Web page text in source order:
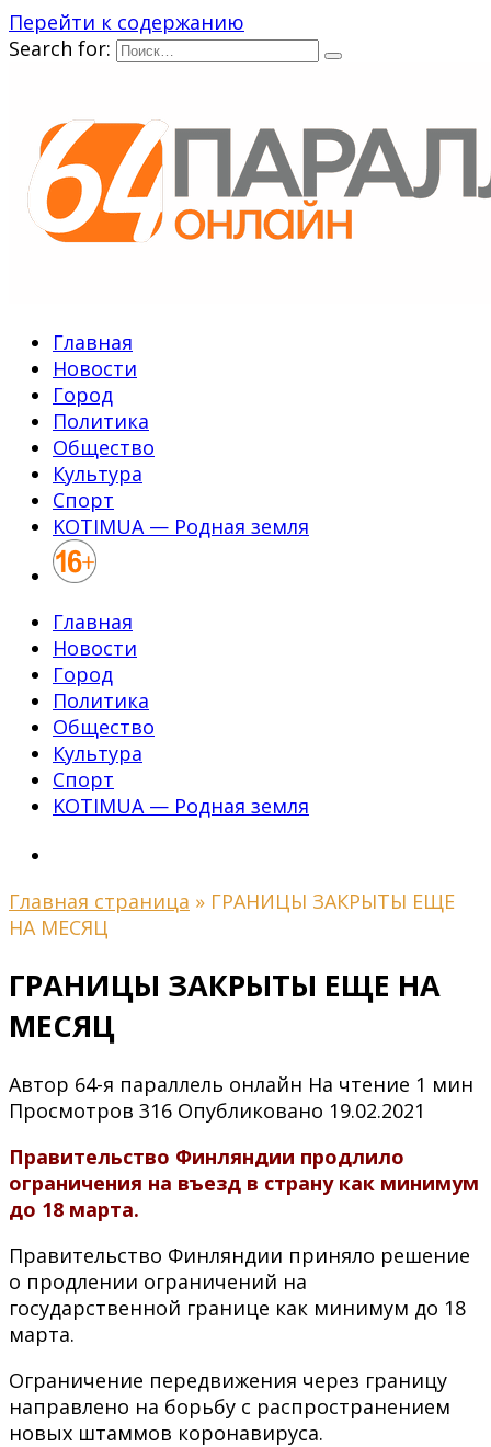
Перейти к содержанию
Search for:
Главная
Новости
Город
Политика
Общество
Культура
Спорт
KOTIMUA — Родная земля
Главная
Новости
Город
Политика
Общество
Культура
Спорт
KOTIMUA — Родная земля
Главная страница » ГРАНИЦЫ ЗАКРЫТЫ ЕЩЕ
НА МЕСЯЦ
ГРАНИЦЫ ЗАКРЫТЫ ЕЩЕ НА
МЕСЯЦ
Автор 64-я параллель онлайн На чтение 1 мин
Просмотров 316 Опубликовано 19.02.2021
Правительство Финляндии продлило
ограничения на въезд в страну как минимум
до 18 марта.
Правительство Финляндии приняло решение
о продлении ограничений на
государственной границе как минимум до 18
марта.
Ограничение передвижения через границу
направлено на борьбу с распространением
новых штаммов коронавируса.